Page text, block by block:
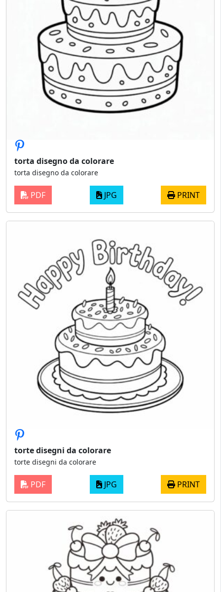
torta disegno da colorare
torta disegno da colorare
PDF JPG PRINT
torte disegni da colorare
torte disegni da colorare
PDF JPG PRINT